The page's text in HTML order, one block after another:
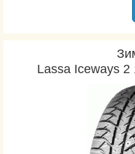
Lassa Iceways